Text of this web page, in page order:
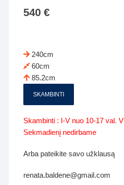
540€
240cm
60cm
85.2cm
SKAMBINTI
Skambinti : I-V nuo 10-17 val.
Sekmadienį nedirbame
Arba pateikite savo užklausą
renata.baldene@gmail.com